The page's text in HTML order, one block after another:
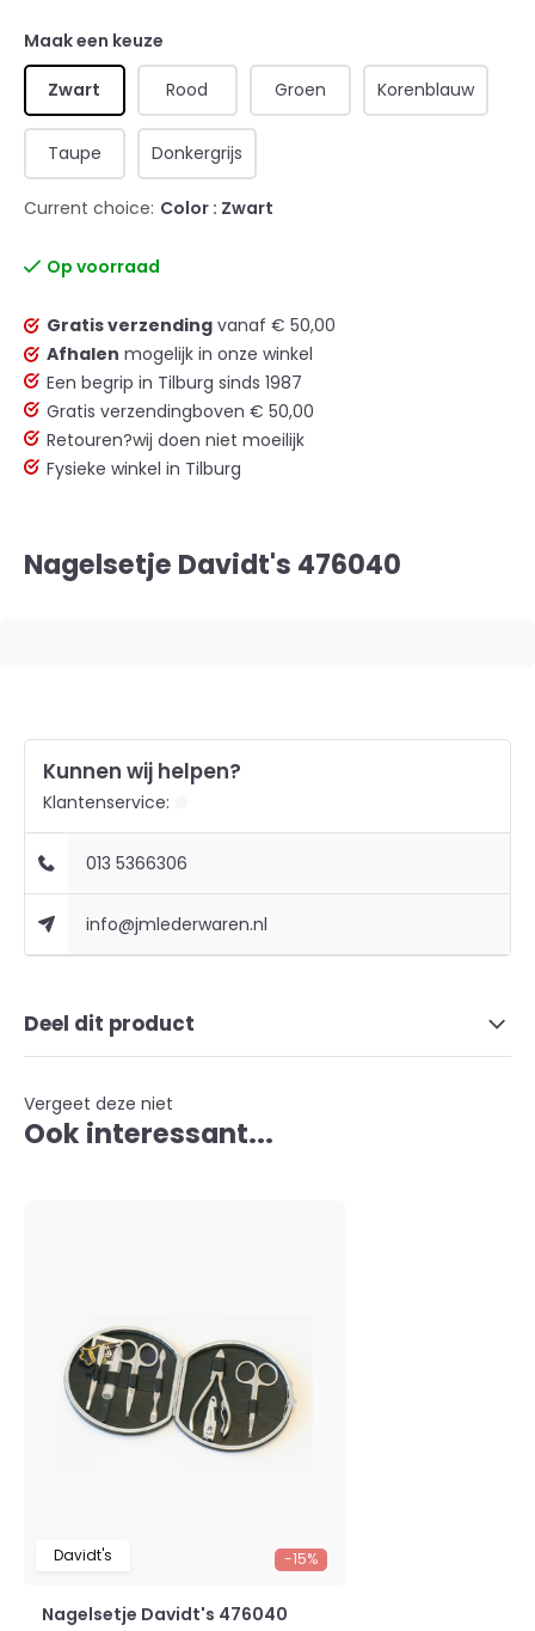
Maak een keuze
Zwart Rood Groen Korenblauw
Taupe Donkergrijs
Current choice: Color : Zwart
Op voorraad
Gratis verzending vanaf € 50,00
Afhalen mogelijk in onze winkel
Een begrip in Tilburg sinds 1987
Gratis verzendingboven € 50,00
Retouren?wij doen niet moeilijk
Fysieke winkel in Tilburg
Nagelsetje Davidt's 476040
Kunnen wij helpen?
Klantenservice:
013 5366306
info@jmlederwaren.nl
Deel dit product
Vergeet deze niet
Ook interessant...
-15%
Davidt's
Nagelsetje Davidt's 476040